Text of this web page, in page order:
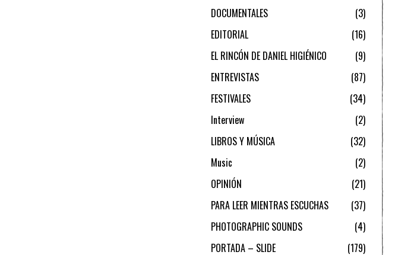
DOCUMENTALES
3
EDITORIAL
16
EL RINCÓN DE DANIEL HIGIÉNICO
9
ENTREVISTAS
87
FESTIVALES
34
Interview
2
LIBROS Y MÚSICA
32
Music
2
OPINIÓN
21
PARA LEER MIENTRAS ESCUCHAS
37
PHOTOGRAPHIC SOUNDS
4
PORTADA – SLIDE
179